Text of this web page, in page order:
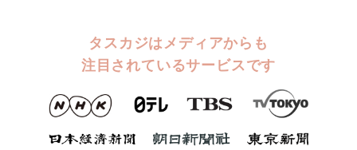
タスカジはメディアからも
注目されているサービスです